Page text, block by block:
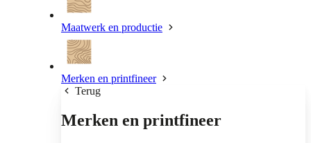
Maatwerk en productie
Merken en printfineer
Terug
Merken en printfineer